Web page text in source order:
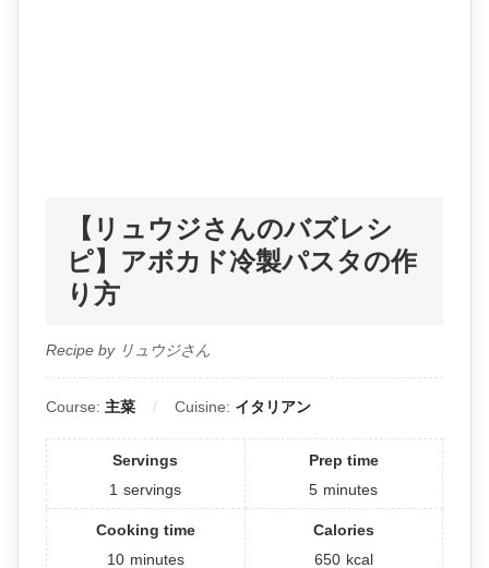
【リュウジさんのバズレシ
ピ】アボカド冷製パスタの作
り方
Recipe by リュウジさん
Course: 主菜 Cuisine: イタリアン
Servings
1 servings
Prep time
5 minutes
Cooking time
10 minutes
Calories
650 kcal